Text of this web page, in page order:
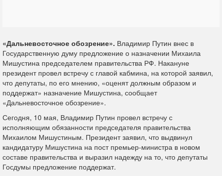
«Дальневосточное обозрение». Владимир Путин внес в
Государственную думу предложение о назначении Михаила
Мишустина председателем правительства РФ. Накануне
президент провел встречу с главой кабмина, на которой заявил,
что депутаты, по его мнению, «оценят должным образом и
поддержат» назначение Мишустина, сообщает
«Дальневосточное обозрение».
Сегодня, 10 мая, Владимир Путин провел встречу с
исполняющим обязанности председателя правительства
Михаилом Мишустиным. Президент заявил, что выдвинул
кандидатуру Мишустина на пост премьер-министра в новом
составе правительства и выразил надежду на то, что депутаты
Госдумы предложение поддержат.